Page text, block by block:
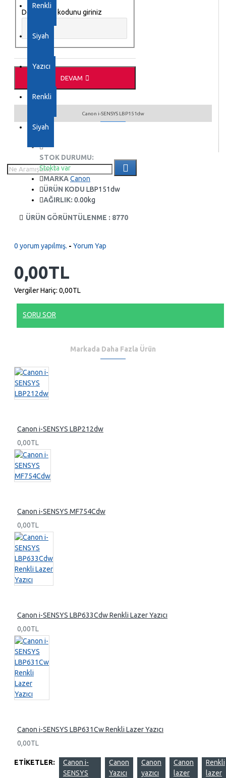
Renkli
Siyah
Yazıcı
Renkli
Siyah
Doğrulama kodunu giriniz
DEVAM
Canon i-SENSYS LBP151dw
STOK DURUMU:
Stokta var
MARKACanon
ÜRÜN KODU LBP151dw
AĞIRLIK: 0.00kg
ÜRÜN GÖRÜNTÜLENME : 8770
0 yorum yapılmış. - Yorum Yap
0,00TL
Vergiler Hariç: 0,00TL
SORU SOR
Markada Daha Fazla Ürün
Canon i-SENSYS LBP212dw
0,00TL
Canon i-SENSYS MF754Cdw
0,00TL
Canon i-SENSYS LBP633Cdw Renkli Lazer Yazıcı
0,00TL
Canon i-SENSYS LBP631Cw Renkli Lazer Yazıcı
0,00TL
ETIKETLER:
Canon i-
SENSYS
Canon
Yazıcı
Canon
yazıcı
Canon
lazer
Renkli
lazer